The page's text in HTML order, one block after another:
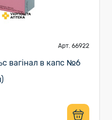
Арт. 66922
вагінал в капс №6